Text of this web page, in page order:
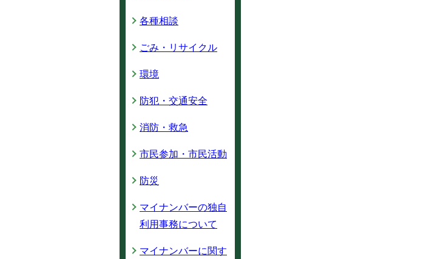
各種相談
ごみ・リサイクル
環境
防犯・交通安全
消防・救急
市民参加・市民活動
防災
マイナンバーの独自
利用事務について
マイナンバーに関す